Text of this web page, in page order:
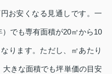
お安くなる見通しです。一
でも専有面積が20㎡から10
ります。ただし、㎡あたり
きな面積でも坪単価の目安